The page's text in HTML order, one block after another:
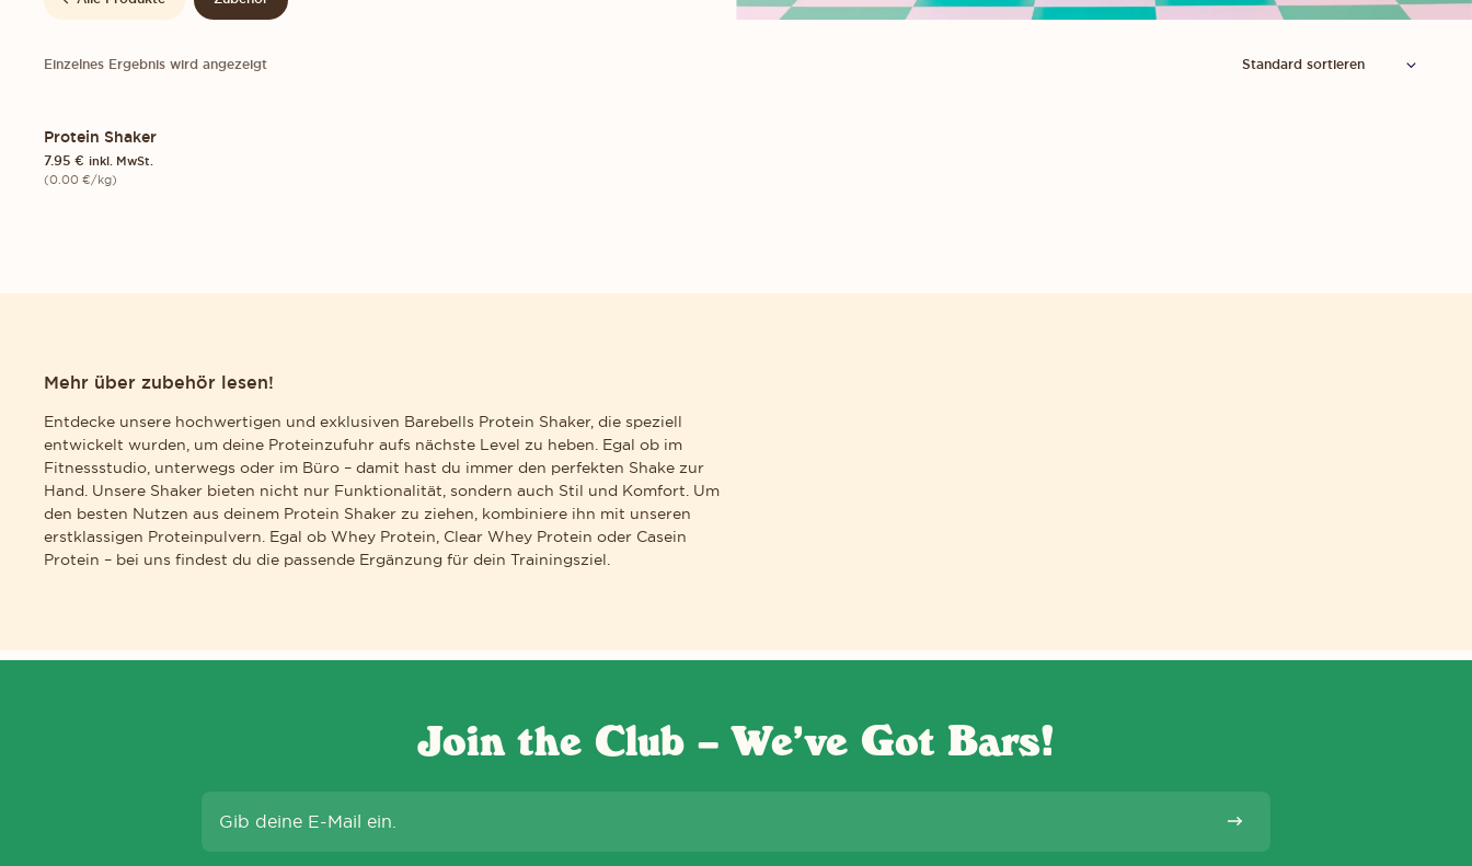
Einzelnes Ergebnis wird angezeigt
1-PACK
Protein Shaker
7.95 € inkl. MwSt.
(0.00 €/kg)
Mehr über zubehör lesen!
Entdecke unsere hochwertigen und exklusiven Barebells Protein Shaker, die speziell
entwickelt wurden, um deine Proteinzufuhr aufs nächste Level zu heben. Egal ob im
Fitnessstudio, unterwegs oder im Büro – damit hast du immer den perfekten Shake zur
Hand. Unsere Shaker bieten nicht nur Funktionalität, sondern auch Stil und Komfort. Um
den besten Nutzen aus deinem Protein Shaker zu ziehen, kombiniere ihn mit unseren
erstklassigen Proteinpulvern. Egal ob Whey Protein, Clear Whey Protein oder Casein
Protein – bei uns findest du die passende Ergänzung für dein Trainingsziel.
Join the Club – We’ve Got Bars!